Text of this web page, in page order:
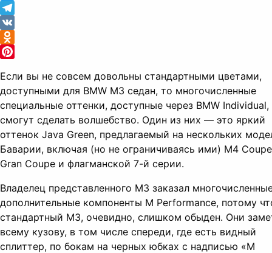
Twitter
Telegram
VK
Odnoklassniki
Если вы не совсем довольны стандартными цветами,
доступными для BMW M3 седан, то многочисленные
специальные оттенки, доступные через BMW Individual,
смогут сделать волшебство. Один из них — это яркий
оттенок Java Green, предлагаемый на нескольких
Баварии, включая (но не ограничиваясь ими) M4
Gran Coupe и флагманской 7-й серии.
Владелец представленного М3 заказал
дополнительные компоненты M Performance, потому
стандартный M3, очевидно, слишком обыден. Они
всему кузову, в том числе спереди, где есть видный
сплиттер, по бокам на черных юбках с надписью «M